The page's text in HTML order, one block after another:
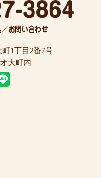
町1丁目2番7号
大町内